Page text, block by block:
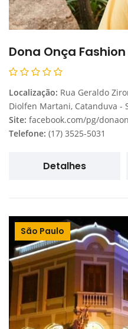
Dona Onça
Localização: Rua Geraldo
Diolfen Martani, Catanduva -
Site: facebook.com/pg/
Telefone: (17) 3525-5031
Detalhes
São Paulo